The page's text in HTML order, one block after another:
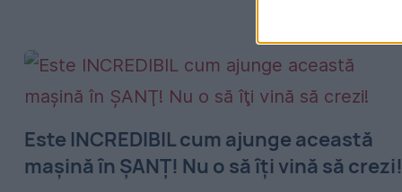
Este INCREDIBIL cum ajunge această
maşină în ŞANŢ! Nu o să îţi vină să crezi!